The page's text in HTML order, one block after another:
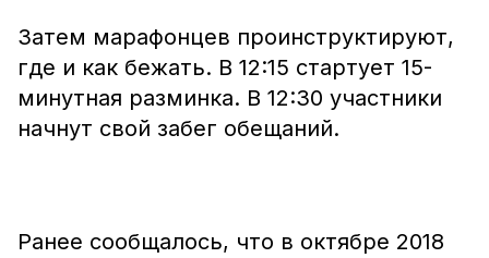
Затем марафонцев проинструктируют,
где и как бежать. В 12:15 стартует 15-
минутная разминка. В 12:30 участники
начнут свой забег обещаний.
Ранее сообщалось, что в октябре 2018